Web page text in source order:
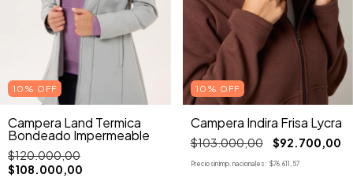
10% OFF
Campera Land Termica
Bondeado Impermeable
$120.000,00
$108.000,00
10% OFF
Campera Indira Frisa Lycra
$103.000,00 $92.700,00
Precio sin imp. nacionales: $76.611,57